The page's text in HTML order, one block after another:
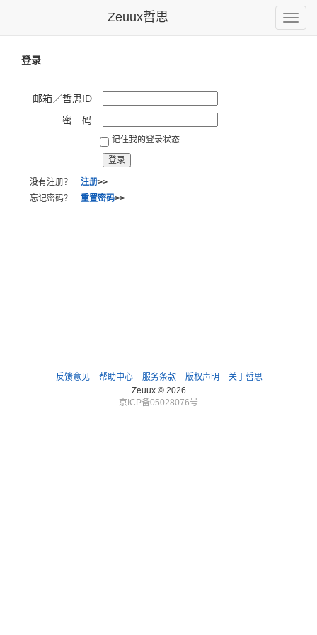
Toggle
Zeuux哲思
登录
邮箱／哲思ID
密 码
记住我的登录状态
没有注册？ 注册>>
忘记密码？ 重置密码>>
反馈意见 帮助中心 服务条款 版权声明
关于哲思
Zeuux © 2026
京ICP备05028076号